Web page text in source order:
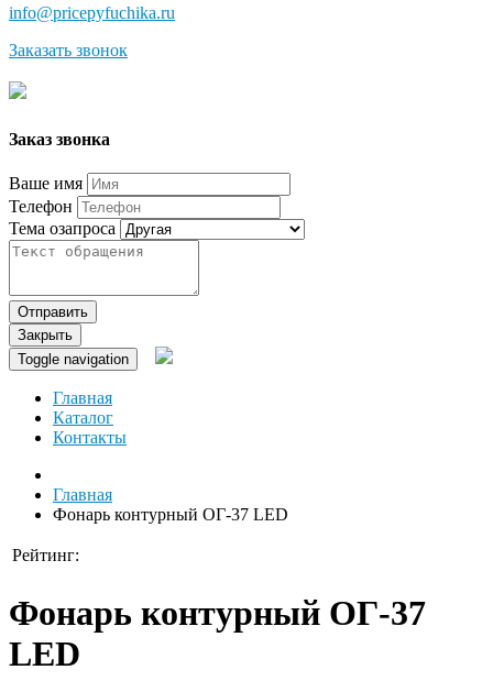
info@pricepyfuchika.ru
Заказать звонок
Заказ звонка
Ваше имя
Телефон
Тема озапроса
Отправить
Закрыть
Toggle navigation
Главная
Каталог
Контакты
Главная
Фонарь контурный ОГ-37 LED
Рейтинг:
Фонарь контурный ОГ-37
LED